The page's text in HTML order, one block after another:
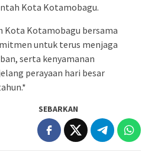
Kota Kotamobagu.
Kotamobagu bersama
untuk terus menjaga
serta kenyamanan
perayaan hari besar
SEBARKAN